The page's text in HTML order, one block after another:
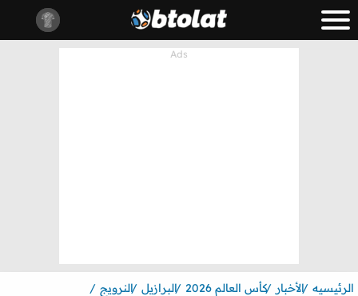
الرئيسيه الأخبار كأس العالم 2026 البرازيل النرويج